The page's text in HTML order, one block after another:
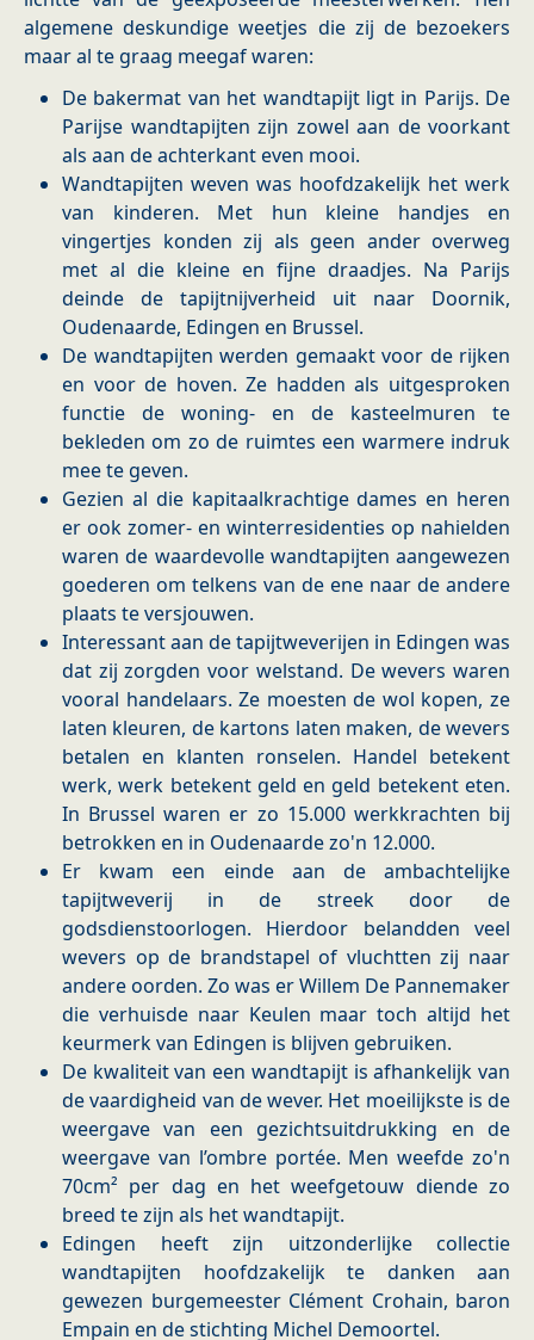
algemene deskundige weetjes die zij de bezoekers
maar al te graag meegaf waren:
De bakermat van het wandtapijt ligt in Parijs. De
Parijse wandtapijten zijn zowel aan de voorkant
als aan de achterkant even mooi.
Wandtapijten weven was hoofdzakelijk het werk
van kinderen. Met hun kleine handjes en
vingertjes konden zij als geen ander overweg
met al die kleine en fijne draadjes. Na Parijs
deinde de tapijtnijverheid uit naar Doornik,
Oudenaarde, Edingen en Brussel.
De wandtapijten werden gemaakt voor de rijken
en voor de hoven. Ze hadden als uitgesproken
functie de woning- en de kasteelmuren te
bekleden om zo de ruimtes een warmere indruk
mee te geven.
Gezien al die kapitaalkrachtige dames en heren
er ook zomer- en winterresidenties op nahielden
waren de waardevolle wandtapijten aangewezen
goederen om telkens van de ene naar de andere
plaats te versjouwen.
Interessant aan de tapijtweverijen in Edingen was
dat zij zorgden voor welstand. De wevers waren
vooral handelaars. Ze moesten de wol kopen, ze
laten kleuren, de kartons laten maken, de wevers
betalen en klanten ronselen. Handel betekent
werk, werk betekent geld en geld betekent eten.
In Brussel waren er zo 15.000 werkkrachten bij
betrokken en in Oudenaarde zo'n 12.000.
Er kwam een einde aan de ambachtelijke
tapijtweverij in de streek door de
godsdienstoorlogen. Hierdoor belandden veel
wevers op de brandstapel of vluchtten zij naar
andere oorden. Zo was er Willem De Pannemaker
die verhuisde naar Keulen maar toch altijd het
keurmerk van Edingen is blijven gebruiken.
De kwaliteit van een wandtapijt is afhankelijk van
de vaardigheid van de wever. Het moeilijkste is de
weergave van een gezichtsuitdrukking en de
weergave van l’ombre portée. Men weefde zo'n
70cm² per dag en het weefgetouw diende zo
breed te zijn als het wandtapijt.
Edingen heeft zijn uitzonderlijke collectie
wandtapijten hoofdzakelijk te danken aan
gewezen burgemeester Clément Crohain, baron
Empain en de stichting Michel Demoortel.